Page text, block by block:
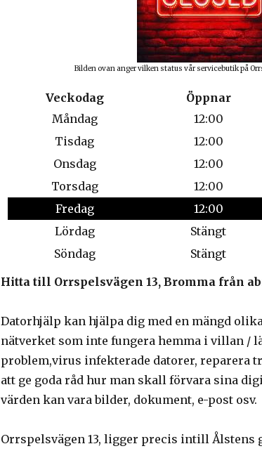
Bilden ovan anger vilken status vår servicebutik på
Veckodag Öppnar
Måndag
12:00
Tisdag
12:00
Onsdag
12:00
Torsdag
12:00
Fredag
12:00
Lördag
Stängt
Söndag
Stängt
Hitta till Orrspelsvägen 13, Bromma från
Datorhjälp kan hjälpa dig med en mängd
nätverket som inte fungera hemma i villan /
problem,virus infekterade datorer, reparera
att ge goda råd hur man skall förvara sina
värden kan vara bilder, dokument, e-post osv.
Orrspelsvägen 13, ligger precis intill Ålstens